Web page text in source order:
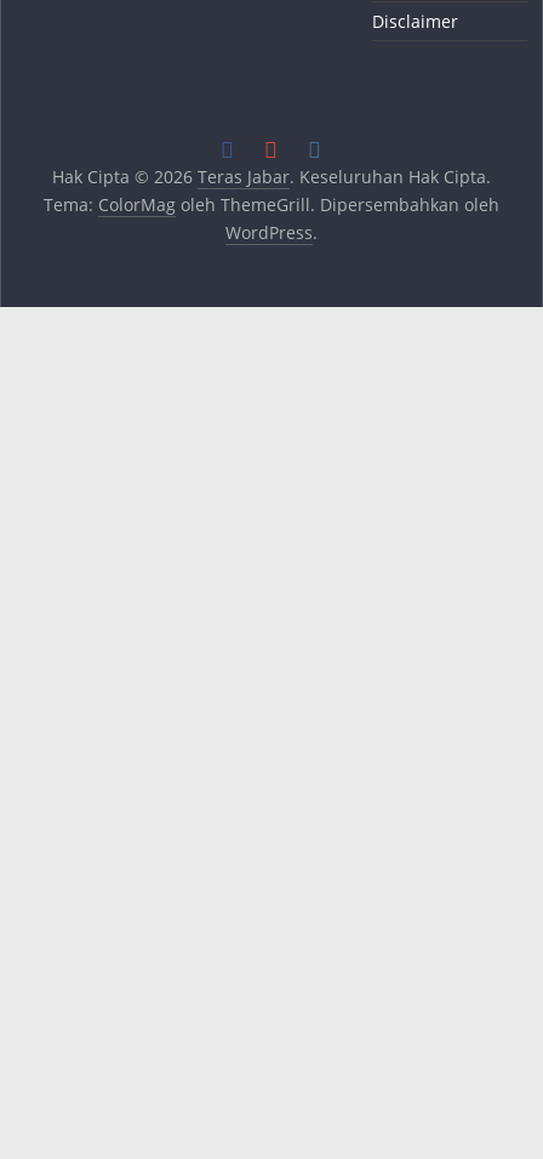
Disclaimer
Hak Cipta © 2026 Teras Jabar. Keseluruhan Hak Cipta.
Tema: ColorMagoleh ThemeGrill. Dipersembahkan oleh
WordPress.